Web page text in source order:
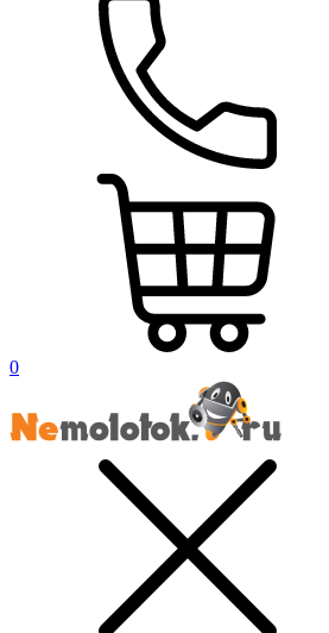
0